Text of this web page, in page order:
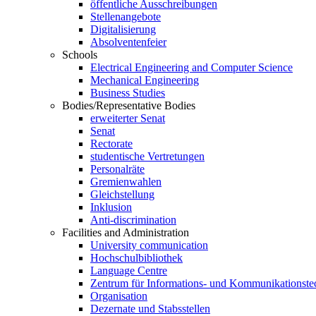
öffentliche Ausschreibungen
Stellenangebote
Digitalisierung
Absolventenfeier
Schools
Electrical Engineering and Computer Science
Mechanical Engineering
Business Studies
Bodies/Representative Bodies
erweiterter Senat
Senat
Rectorate
studentische Vertretungen
Personalräte
Gremienwahlen
Gleichstellung
Inklusion
Anti-discrimination
Facilities and Administration
University communication
Hochschulbibliothek
Language Centre
Zentrum für Informations- und
Organisation
Dezernate und Stabsstellen